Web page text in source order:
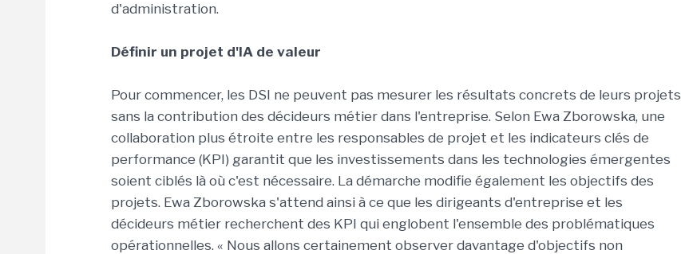
d'administration.
Définir un projet d'IA de valeur
Pour commencer, les DSI ne peuvent pas mesurer les résultats concrets de leurs projets
sans la contribution des décideurs métier dans l'entreprise. Selon Ewa Zborowska, une
collaboration plus étroite entre les responsables de projet et les indicateurs clés de
performance (KPI) garantit que les investissements dans les technologies émergentes
soient ciblés là où c'est nécessaire. La démarche modifie également les objectifs des
projets. Ewa Zborowska s'attend ainsi à ce que les dirigeants d'entreprise et les
décideurs métier recherchent des KPI qui englobent l'ensemble des problématiques
opérationnelles. « Nous allons certainement observer davantage d'objectifs non